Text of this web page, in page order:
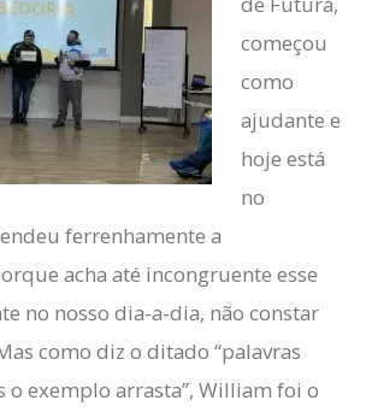
começou
como
ajudante e
hoje está
no
ferrenhamente a
acha até incongruente esse
no nosso dia-a-dia, não constar
como diz o ditado “palavras
o exemplo arrasta”, William foi o